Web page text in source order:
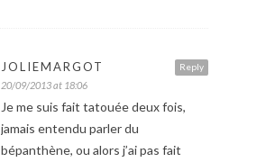
Reply
JOLIEMARGOT
20/09/2013 at 18:06
Je me suis fait tatouée deux fois,
jamais entendu parler du
bépanthène, ou alors j’ai pas fait